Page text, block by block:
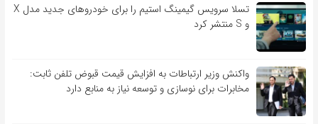
تسلا سرویس گیمینگ استیم را برای خودروهای جدید مدل X
و S منتشر کرد
واکنش وزیر ارتباطات به افزایش قیمت قبوض تلفن ثابت:
مخابرات برای نوسازی و توسعه نیاز به منابع دارد